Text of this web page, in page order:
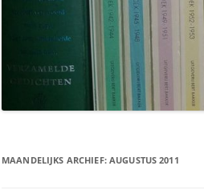
MAANDELIJKS ARCHIEF: AUGUSTUS 2011